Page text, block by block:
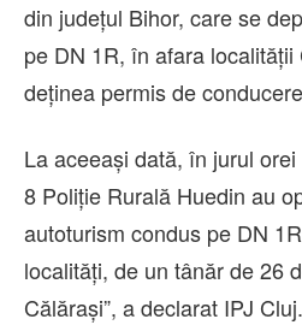
din județul Bihor, care se
pe DN 1R, în afara
deținea permis de
La aceeași dată, în jurul
8 Poliție Rurală Huedin au
autoturism condus pe DN
localități, de un tânăr de 26
Călărași”, a declarat IPJ Cluj.